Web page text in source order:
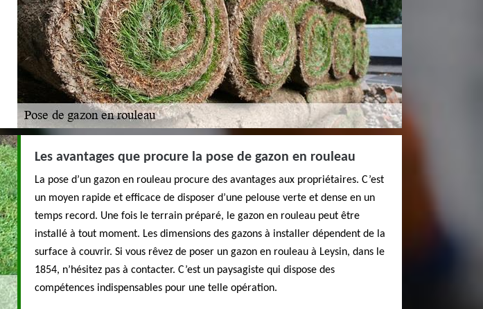
Les avantages que procure la pose de gazon en rouleau
La pose d’un gazon en rouleau procure des avantages aux propriétaires. C’est
un moyen rapide et efficace de disposer d’une pelouse verte et dense en un
temps record. Une fois le terrain préparé, le gazon en rouleau peut être
installé à tout moment. Les dimensions des gazons à installer dépendent de la
surface à couvrir. Si vous rêvez de poser un gazon en rouleau à Leysin, dans le
1854, n’hésitez pas à contacter. C’est un paysagiste qui dispose des
compétences indispensables pour une telle opération.